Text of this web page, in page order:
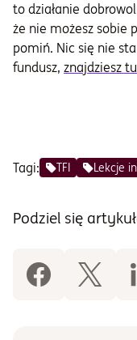
to działanie
że nie możesz sobie
pomiń. Nic się nie
fundusz, znajdziesz
Tagi: TFI Lekcje
Podziel się